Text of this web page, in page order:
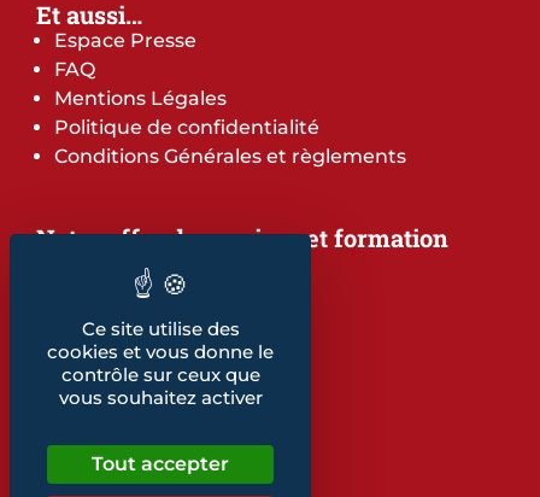
Et aussi…
Espace Presse
FAQ
Mentions Légales
Politique de confidentialité
Conditions Générales et règlements
Notre offre de services et formation
Notre offre de services
Notre offre de formation
Notre dépliant formation
Les indicateurs
Nos publications
Retrouvez également...
Notre glossaire
Ce site utilise des
cookies et vous donne le
contrôle sur ceux que
vous souhaitez activer
Tout accepter